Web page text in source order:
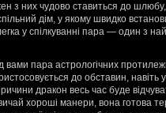
з них чудово ставиться до шлюбу,
дім, у якому швидко
у спілкуванні пара — один з
пара астрологічних
до обставин,
дракон весь час буде
хороші манери, вона готова